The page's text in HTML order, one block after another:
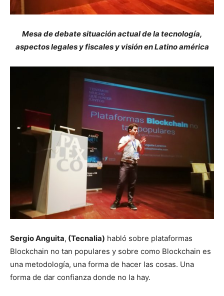
Mesa de debate situación actual de la tecnología,
aspectos legales y fiscales y visión en Latino américa
Sergio Anguita, (Tecnalia) habló sobre plataformas
Blockchain no tan populares y sobre como Blockchain es
una metodología, una forma de hacer las cosas. Una
forma de dar confianza donde no la hay.